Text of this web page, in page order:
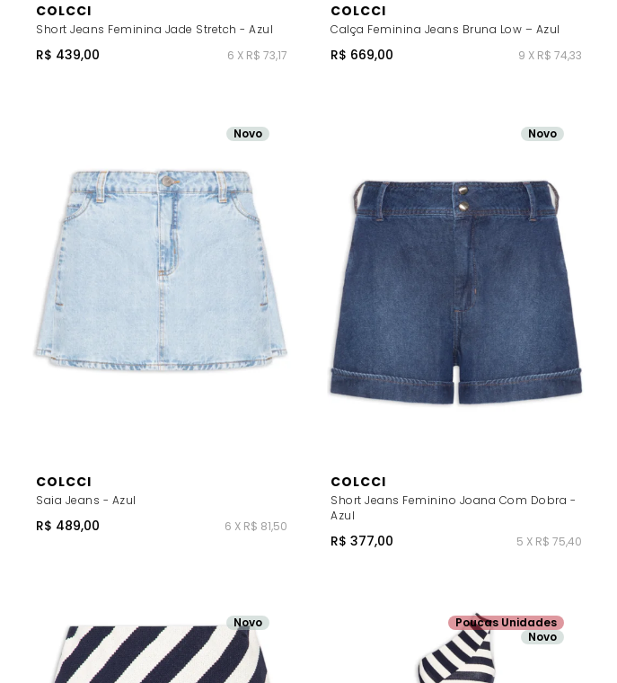
COLCCI
Short Jeans Feminina Jade Stretch - Azul
R$ 439,00 6 X R$ 73,17
COLCCI
Calça Feminina Jeans Bruna Low – Azul
R$ 669,00 9 X R$ 74,33
COLCCI
Saia Jeans - Azul
R$ 489,00 6 X R$ 81,50
Novo
COLCCI
Short Jeans Feminino Joana Com Dobra -
Azul
R$ 377,00 5 X R$ 75,40
Novo
Novo
Poucas Unidades
Novo